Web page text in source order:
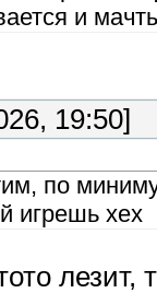
и
19:50]
по
игрешь хех